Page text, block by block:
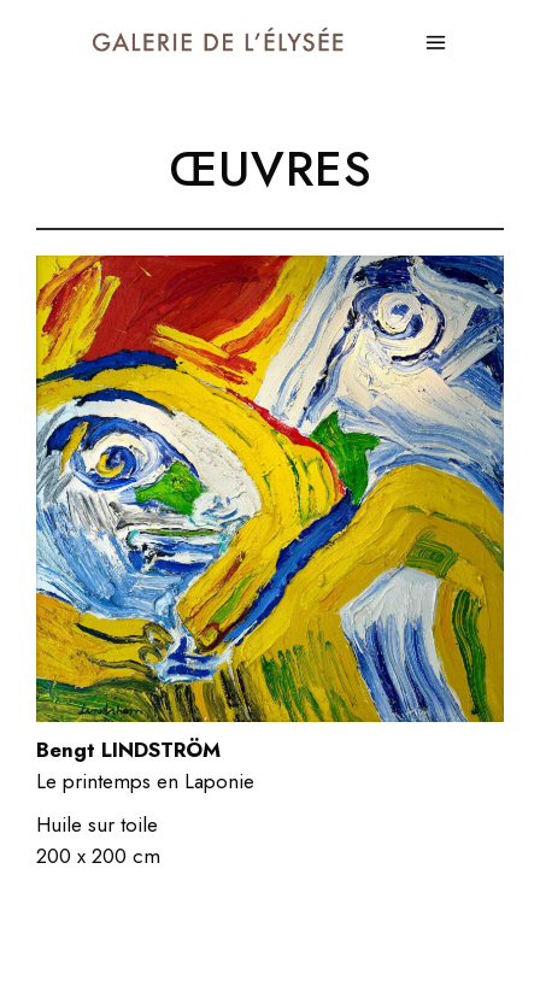
ŒUVRES
Bengt LINDSTRÖM
Le printemps en Laponie
Huile sur toile
200 x 200 cm